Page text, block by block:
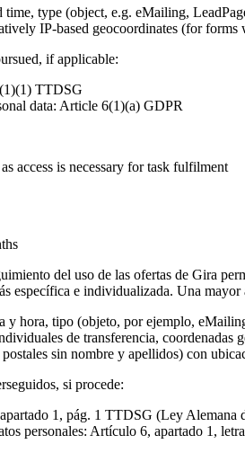
time, type (object, e.g. eMailing,
IP-based geocoordinates (for
if applicable:
TTDSG
data: Article 6(1)(a) GDPR
access is necessary for task fulfilment
del uso de las ofertas de Gira
específica e individualizada. Una
y hora, tipo (objeto, por ejemplo,
de transferencia, coordenadas
sin nombre y apellidos) con
si procede:
1, pág. 1 TTDSG (Ley Alemana
personales: Artículo 6, apartado 1,